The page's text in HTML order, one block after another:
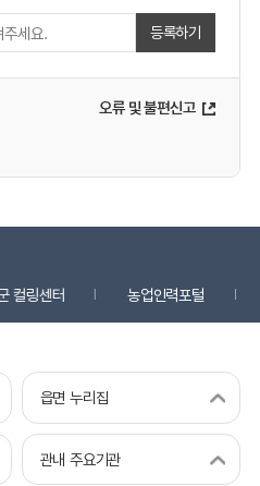
등록하기
오류 및 불편신고
컬링센터 농업인력포털
읍면 누리집
관내 주요기관